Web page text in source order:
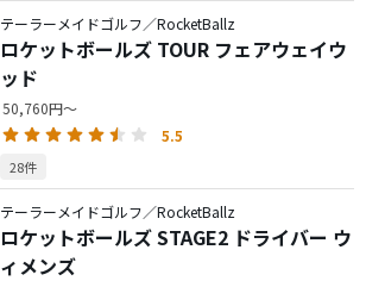
テーラーメイドゴルフ／RocketBallz
ロケットボールズ TOUR フェアウェイウ
ッド
50,760円～
5.5
28件
テーラーメイドゴルフ／RocketBallz
ロケットボールズ STAGE2 ドライバー ウ
ィメンズ